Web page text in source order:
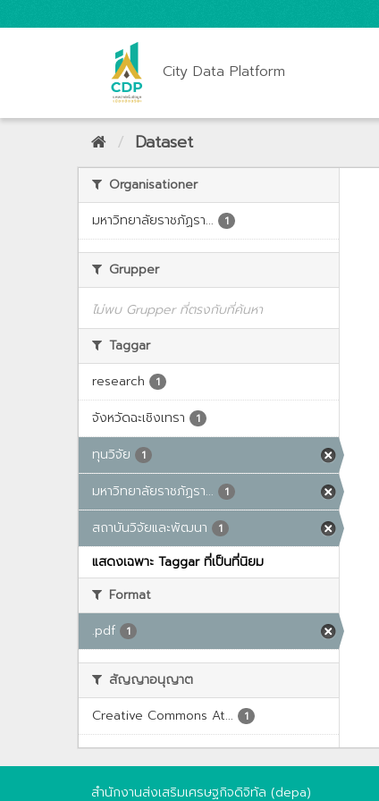
City Data Platform
Dataset
Organisationer
มหาวิทยาลัยราชภัฏรา...
1
Grupper
ไม่พบ Grupper ที่ตรงกับที่ค้นหา
Taggar
research
1
จังหวัดฉะเชิงเทรา 1
ทุนวิจัย 1
มหาวิทยาลัยราชภัฏรา... 1
สถาบันวิจัยและพัฒนา 1
แสดงเฉพาะ Taggar ที่เป็นที่นิยม
Format
.pdf
1
สัญญาอนุญาต
Creative Commons At...
1
สำนักงานส่งเสริมเศรษฐกิจดิจิทัล (depa)